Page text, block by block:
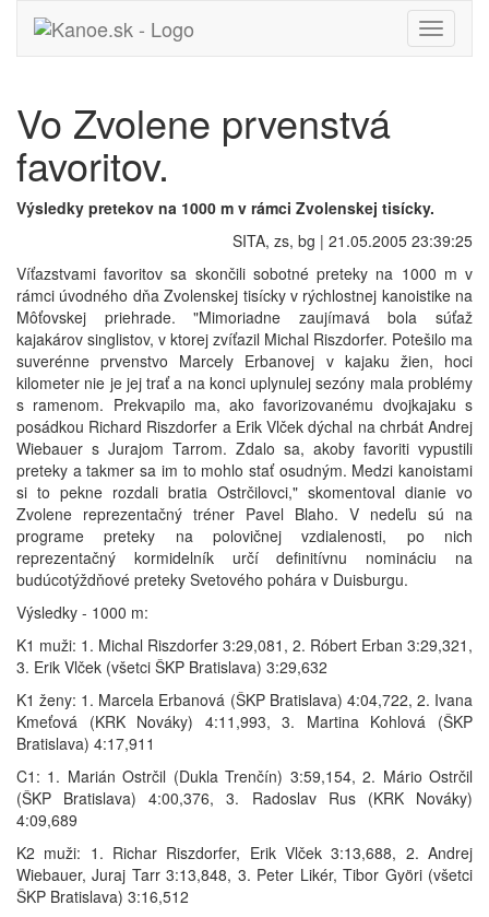
Toggle
Vo Zvolene prvenstvá
favoritov.
Výsledky pretekov na 1000 m v rámci Zvolenskej tisícky.
SITA, zs, bg | 21.05.2005 23:39:25
Víťazstvami favoritov sa skončili sobotné preteky na 1000 m v
rámci úvodného dňa Zvolenskej tisícky v rýchlostnej kanoistike na
Môťovskej priehrade. "Mimoriadne zaujímavá bola súťaž
kajakárov singlistov, v ktorej zvíťazil Michal Riszdorfer. Potešilo ma
suverénne prvenstvo Marcely Erbanovej v kajaku žien, hoci
kilometer nie je jej trať a na konci uplynulej sezóny mala problémy
s ramenom. Prekvapilo ma, ako favorizovanému dvojkajaku s
posádkou Richard Riszdorfer a Erik Vlček dýchal na chrbát Andrej
Wiebauer s Jurajom Tarrom. Zdalo sa, akoby favoriti vypustili
preteky a takmer sa im to mohlo stať osudným. Medzi kanoistami
si to pekne rozdali bratia Ostrčilovci," skomentoval dianie vo
Zvolene reprezentačný tréner Pavel Blaho. V nedeľu sú na
programe preteky na polovičnej vzdialenosti, po nich
reprezentačný kormidelník určí definitívnu nomináciu na
budúcotýždňové preteky Svetového pohára v Duisburgu.
Výsledky - 1000 m:
K1 muži: 1. Michal Riszdorfer 3:29,081, 2. Róbert Erban 3:29,321,
3. Erik Vlček (všetci ŠKP Bratislava) 3:29,632
K1 ženy: 1. Marcela Erbanová (ŠKP Bratislava) 4:04,722, 2. Ivana
Kmeťová (KRK Nováky) 4:11,993, 3. Martina Kohlová (ŠKP
Bratislava) 4:17,911
C1: 1. Marián Ostrčil (Dukla Trenčín) 3:59,154, 2. Mário Ostrčil
(ŠKP Bratislava) 4:00,376, 3. Radoslav Rus (KRK Nováky)
4:09,689
K2 muži: 1. Richar Riszdorfer, Erik Vlček 3:13,688, 2. Andrej
Wiebauer, Juraj Tarr 3:13,848, 3. Peter Likér, Tibor Györi (všetci
ŠKP Bratislava) 3:16,512